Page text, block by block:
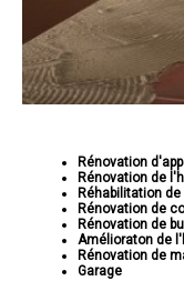
Rénovation
Rénovation de
Réhabilitation
Rénovation de
Rénovation de
Amélioraton de
Rénovation de
Garage